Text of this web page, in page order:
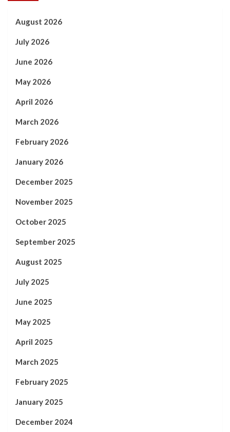
August 2026
July 2026
June 2026
May 2026
April 2026
March 2026
February 2026
January 2026
December 2025
November 2025
October 2025
September 2025
August 2025
July 2025
June 2025
May 2025
April 2025
March 2025
February 2025
January 2025
December 2024